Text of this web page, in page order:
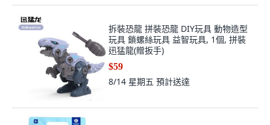
拆裝恐龍 拼裝恐龍 DIY玩具 動物造型
玩具 鎖螺絲玩具 益智玩具, 1個, 拼裝
迅猛龍(贈扳手)
$59
8/14 星期五 預計送達